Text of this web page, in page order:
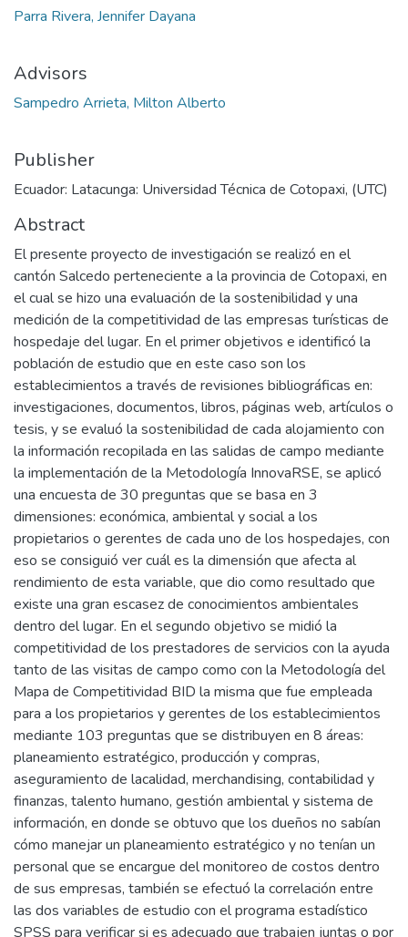
Parra Rivera, Jennifer Dayana
Advisors
Sampedro Arrieta, Milton Alberto
Publisher
Ecuador: Latacunga: Universidad Técnica de Cotopaxi, (UTC)
Abstract
El presente proyecto de investigación se realizó en el
cantón Salcedo perteneciente a la provincia de Cotopaxi, en
el cual se hizo una evaluación de la sostenibilidad y una
medición de la competitividad de las empresas turísticas de
hospedaje del lugar. En el primer objetivos e identificó la
población de estudio que en este caso son los
establecimientos a través de revisiones bibliográficas en:
investigaciones, documentos, libros, páginas web, artículos o
tesis, y se evaluó la sostenibilidad de cada alojamiento con
la información recopilada en las salidas de campo mediante
la implementación de la Metodología InnovaRSE, se aplicó
una encuesta de 30 preguntas que se basa en 3
dimensiones: económica, ambiental y social a los
propietarios o gerentes de cada uno de los hospedajes, con
eso se consiguió ver cuál es la dimensión que afecta al
rendimiento de esta variable, que dio como resultado que
existe una gran escasez de conocimientos ambientales
dentro del lugar. En el segundo objetivo se midió la
competitividad de los prestadores de servicios con la ayuda
tanto de las visitas de campo como con la Metodología del
Mapa de Competitividad BID la misma que fue empleada
para a los propietarios y gerentes de los establecimientos
mediante 103 preguntas que se distribuyen en 8 áreas:
planeamiento estratégico, producción y compras,
aseguramiento de lacalidad, merchandising, contabilidad y
finanzas, talento humano, gestión ambiental y sistema de
información, en donde se obtuvo que los dueños no sabían
cómo manejar un planeamiento estratégico y no tenían un
personal que se encargue del monitoreo de costos dentro
de sus empresas, también se efectuó la correlación entre
las dos variables de estudio con el programa estadístico
SPSS para verificar si es adecuado que trabajen juntas o por